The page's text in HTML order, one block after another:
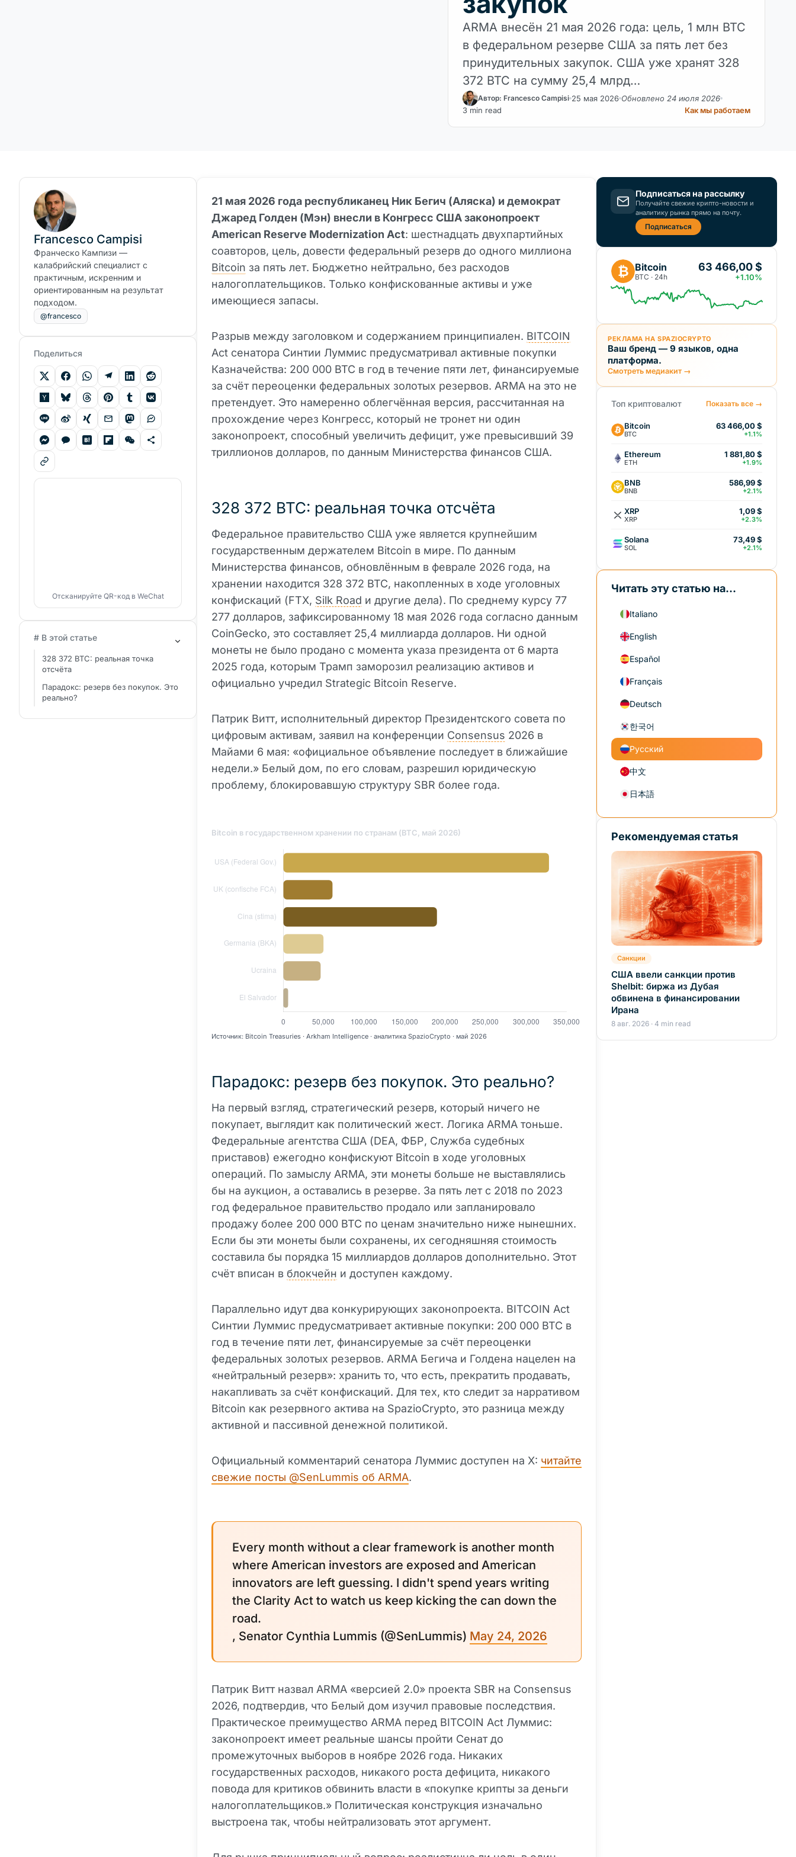
ARMA внесён 21 мая 2026 года: цель, 1 млн BTC
в федеральном резерве США за пять лет без
принудительных закупок. США уже хранят 328
372 BTC на сумму 25,4 млрд…
Автор: Francesco Campisi 25 мая 2026 Обновлено 24 июля 2026
3 min read
Как мы работаем
21 мая 2026 года республиканец Ник Бегич (Аляска) и демократ
Джаред Голден (Мэн) внесли в Конгресс США законопроект
American Reserve Modernization Act: шестнадцать двухпартийных
соавторов, цель, довести федеральный резерв до одного миллиона
Bitcoin за пять лет. Бюджетно нейтрально, без расходов
налогоплательщиков. Только конфискованные активы и уже
имеющиеся запасы.
Разрыв между заголовком и содержанием принципиален. BITCOIN
Act сенатора Синтии Луммис предусматривал активные покупки
Казначейства: 200 000 BTC в год в течение пяти лет, финансируемые
за счёт переоценки федеральных золотых резервов. ARMA на это не
претендует. Это намеренно облегчённая версия, рассчитанная на
прохождение через Конгресс, который не тронет ни один
законопроект, способный увеличить дефицит, уже превысивший 39
триллионов долларов, по данным Министерства финансов США.
328 372 BTC: реальная точка отсчёта
Федеральное правительство США уже является крупнейшим
государственным держателем Bitcoin в мире. По данным
Министерства финансов, обновлённым в феврале 2026 года, на
хранении находится 328 372 BTC, накопленных в ходе уголовных
конфискаций (FTX, Silk Road и другие дела). По среднему курсу 77
277 долларов, зафиксированному 18 мая 2026 года согласно данным
CoinGecko, это составляет 25,4 миллиарда долларов. Ни одной
монеты не было продано с момента указа президента от 6 марта
2025 года, которым Трамп заморозил реализацию активов и
официально учредил Strategic Bitcoin Reserve.
Патрик Витт, исполнительный директор Президентского совета по
цифровым активам, заявил на конференции Consensus 2026 в
Майами 6 мая: «официальное объявление последует в ближайшие
недели.» Белый дом, по его словам, разрешил юридическую
проблему, блокировавшую структуру SBR более года.
Bitcoin в государственном хранении по странам (BTC, май 2026)
Источник: Bitcoin Treasuries · Arkham Intelligence · аналитика SpazioCrypto · май 2026
Парадокс: резерв без покупок. Это реально?
На первый взгляд, стратегический резерв, который ничего не
покупает, выглядит как политический жест. Логика ARMA тоньше.
Федеральные агентства США (DEA, ФБР, Служба судебных
приставов) ежегодно конфискуют Bitcoin в ходе уголовных
операций. По замыслу ARMA, эти монеты больше не выставлялись
бы на аукцион, а оставались в резерве. За пять лет с 2018 по 2023
год федеральное правительство продало или запланировало
продажу более 200 000 BTC по ценам значительно ниже нынешних.
Если бы эти монеты были сохранены, их сегодняшняя стоимость
составила бы порядка 15 миллиардов долларов дополнительно. Этот
счёт вписан в блокчейн и доступен каждому.
Параллельно идут два конкурирующих законопроекта. BITCOIN Act
Синтии Луммис предусматривает активные покупки: 200 000 BTC в
год в течение пяти лет, финансируемые за счёт переоценки
федеральных золотых резервов. ARMA Бегича и Голдена нацелен на
«нейтральный резерв»: хранить то, что есть, прекратить продавать,
накапливать за счёт конфискаций. Для тех, кто следит за нарративом
Bitcoin как резервного актива на SpazioCrypto, это разница между
активной и пассивной денежной политикой.
Официальный комментарий сенатора Луммис доступен на X: читайте
свежие посты @SenLummis об ARMA.
Every month without a clear framework is another month
where American investors are exposed and American
innovators are left guessing. I didn't spend years writing
the Clarity Act to watch us keep kicking the can down the
road.
, Senator Cynthia Lummis (@SenLummis) May 24, 2026
Патрик Витт назвал ARMA «версией 2.0» проекта SBR на Consensus
2026, подтвердив, что Белый дом изучил правовые последствия.
Практическое преимущество ARMA перед BITCOIN Act Луммис:
законопроект имеет реальные шансы пройти Сенат до
промежуточных выборов в ноябре 2026 года. Никаких
государственных расходов, никакого роста дефицита, никакого
повода для критиков обвинить власти в «покупке крипты за деньги
налогоплательщиков.» Политическая конструкция изначально
выстроена так, чтобы нейтрализовать этот аргумент.
Francesco Campisi
Франческо Кампизи —
калабрийский специалист с
практичным, искренним и
ориентированным на результат
подходом.
@francesco
Поделиться
Отсканируйте QR-код в WeChat
# В этой статье
328 372 BTC: реальная точка
отсчёта
Парадокс: резерв без покупок. Это
реально?
Подписаться на рассылку
Получайте свежие крипто-новости и
аналитику рынка прямо на почту.
Подписаться
₿ Bitcoin
BTC · 24h
63 466,00 $
+1.10%
РЕКЛАМА НА SPAZIOCRYPTO
Ваш бренд — 9 языков, одна
платформа.
Смотреть медиакит →
Топ криптовалют Показать все →
Bitcoin
BTC
63 466,00 $
+1.1%
Ethereum
ETH
1 881,80 $
+1.9%
BNB
BNB
586,99 $
+2.1%
XRP
XRP
1,09 $
+2.3%
Solana
SOL
73,49 $
+2.1%
Читать эту статью на...
Italiano
English
Español
Français
Deutsch
한국어
Русский
中文
日本語
Рекомендуемая статья
Санкции
США ввели санкции против
Shelbit: биржа из Дубая
обвинена в финансировании
Ирана
8 авг. 2026 · 4 min read